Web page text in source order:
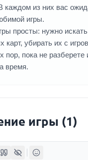
каждом из них вас
игры.
просты: нужно
карт, убирать их с
пор, пока не разберете
время.
игры (1)